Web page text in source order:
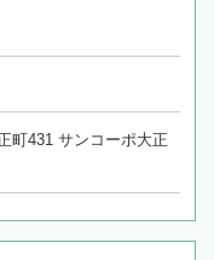
町431 サンコーポ大正